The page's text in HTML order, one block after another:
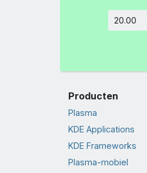
Producten
Plasma
KDE Applications
KDE Frameworks
Plasma-mobiel